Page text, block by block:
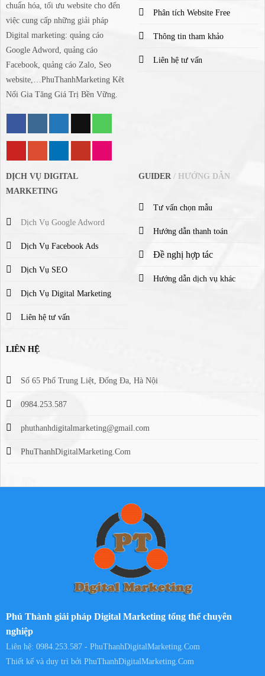
chuẩn hóa, tối ưu website cho đến
việc cung cấp những giải pháp
Digital marketing: quảng cáo
Google Adword, quảng cáo
Facebook, quảng cáo Zalo, Seo
website,…PhuThanhMarketing Kêt
Nối Gia Tăng Giá Trị Bền Vững.
Phân tích Website Free
Thông tin tham khảo
Liên hệ tư vấn
DỊCH VỤ DIGITAL
MARKETING
Dịch Vụ Google Adword
Dịch Vụ Facebook Ads
Dịch Vụ SEO
Dịch Vụ Digital Marketing
Liên hệ tư vấn
GUIDER / HƯỚNG DẪN
Tư vấn chọn mẫu
Hướng dẫn thanh toán
Đề nghị hợp tác
Hướng dẫn dịch vụ khác
LIÊN HỆ
Số 65 Phố Trung Liệt, Đống Đa, Hà Nội
0984.253.587
phuthanhdigitalmarketing@gmail.com
PhuThanhDigitalMarketing.Com
Phú Thành giải pháp Digital Marketing tổng thể chuyên
nghiệp
Liên hệ: 0984.253.587 - PhuThanhDigitalMarketing.Com
Thiết kế và duy trì bởi PhuThanhDigitalMarketing.Com